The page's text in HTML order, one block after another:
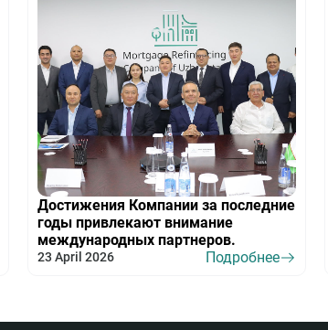
Достижения Компании за последние
годы привлекают внимание
международных партнеров.
23 April 2026 Подробнее